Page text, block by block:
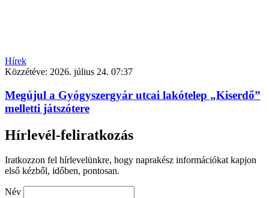
Hírek
Közzétéve: 2026. július 24. 07:37
Megújul a Gyógyszergyár utcai lakótelep „Kiserdő”
melletti játszótere
Hírlevél-feliratkozás
Iratkozzon fel hírlevelünkre, hogy naprakész információkat kapjon
első kézből, időben, pontosan.
Név